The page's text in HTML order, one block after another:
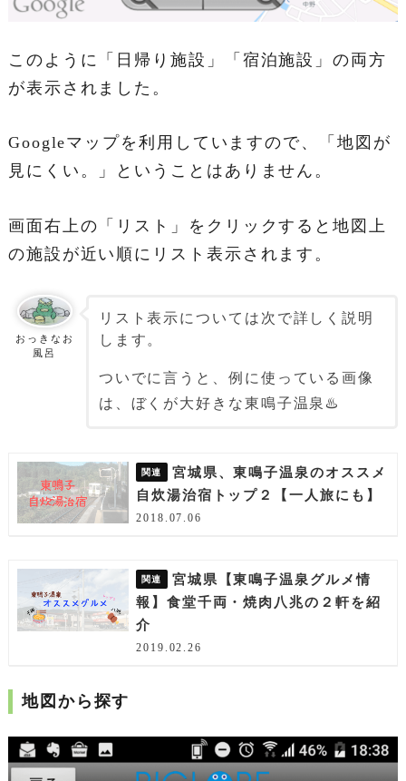
このように「日帰り施設」「宿泊施設」の両方
が表示されました。
Googleマップを利用していますので、「地図が
見にくい。」ということはありません。
画面右上の「リスト」をクリックすると地図上
の施設が近い順にリスト表示されます。
おっきなお
風呂
リスト表示については次で詳しく説明
します。
ついでに言うと、例に使っている画像
は、ぼくが大好きな東鳴子温泉♨️
宮城県、東鳴子温泉のオススメ
自炊湯治宿トップ２【一人旅にも】
2018.07.06
宮城県【東鳴子温泉グルメ情
報】食堂千両・焼肉八兆の２軒を紹
介
2019.02.26
地図から探す